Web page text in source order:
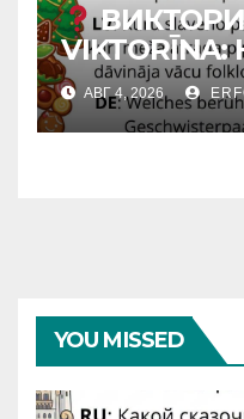
АВГ 4, 2026
YOU MISSED